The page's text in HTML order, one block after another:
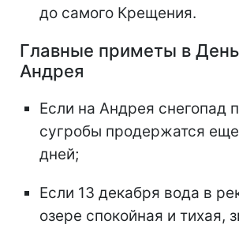
до самого Крещения.
Главные приметы в День
Андрея
Если на Андрея снегопад
сугробы продержатся еще
дней;
Если 13 декабря вода в
озере спокойная и тихая,